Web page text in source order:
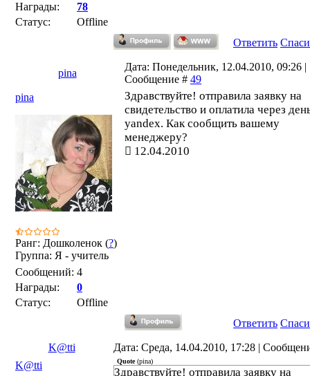
Награды:
78
Статус:
Offline
Ответить
pina
Дата: Понедельник, 12.04.2010, 09:26 |
Сообщение # 49
pina
Ранг: Дошколенок (?)
Группа: Я - учитель
Сообщений: 4
Награды:
0
Статус:
Offline
Здравствуйте! отправила заявку на
свидетельство и оплатила через
yandex. Как сообщить вашему
менеджеру?
12.04.2010
Ответить
K@tti
Дата: Среда, 14.04.2010, 17:28 |
K@tti
Quote(pina)
Здравствуйте! отправила заявку на